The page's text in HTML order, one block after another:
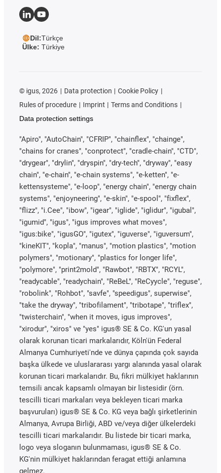
Dil:Türkçe
Ülke: Türkiye
© igus, 2026 Data protection
Cookie Policy
Rules of procedure
Imprint
Terms and Conditions
Data protection settings
"Apiro", "AutoChain", "CFRIP", "chainflex", "chainge",
"chains for cranes", "conprotect", "cradle-chain", "CTD",
"drygear", "drylin", "dryspin", "dry-tech", "dryway", "easy
chain", "e-chain", "e-chain systems", "e-ketten", "e-
kettensysteme", "e-loop", "energy chain", "energy chain
systems", "enjoyneering", "e-skin", "e-spool", "fixflex",
"flizz", "i.Cee", "ibow", "igear", "iglide", "iglidur", "igubal",
"igumid", "igus", "igus improves what moves",
"igus:bike", "igusGO", "igutex", "iguverse", "iguversum",
"kineKIT", "kopla", "manus", "motion plastics", "motion
polymers", "motionary", "plastics for longer life",
"polymore", "print2mold", "Rawbot", "RBTX", "RCYL",
"readycable", "readychain", "ReBeL", "ReCyycle", "reguse",
"robolink", "Rohbot", "savfe", "speedigus", superwise",
"take the dryway", "tribofilament", "tribotape", "triflex",
"twisterchain", "when it moves, igus improves",
"xirodur", "xiros" ve "yes" igus® SE & Co. KG'un yasal
olarak korunan ticari markalarıdır, Köln'ün Federal
Almanya Cumhuriyeti'nde ve dünya çapında çok sayıda
başka ülkede ve uluslararası yargı alanında yasal olarak
korunan ticari markalarıdır. Bu, fikri mülkiyet haklarının
temsili ancak kapsamlı olmayan bir listesidir (örn.
tescilli ticari markaları veya bekleyen ticari marka
başvuruları) igus® SE & Co. KG veya bağlı şirketlerinin
Almanya, Avrupa Birliği, ABD ve/veya diğer ülkelerdeki
tescilli ticari markalarıdır. Bu listede bir ticari marka,
logo veya sloganın bulunmaması, igus® SE & Co.
KG'nin mülkiyet haklarından feragat ettiği anlamına
gelmez.